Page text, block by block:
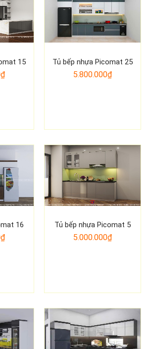
15 Tủ bếp nhựa Picomat 25
5.800.000₫
16 Tủ bếp nhựa Picomat 5
5.000.000₫